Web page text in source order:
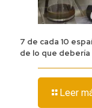
7 de cada 10
de lo que debería
Leer